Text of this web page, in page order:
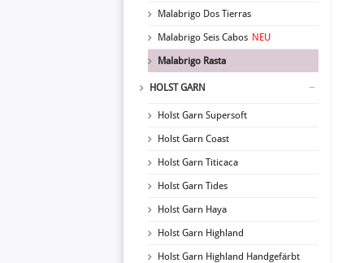
Malabrigo Dos Tierras
Malabrigo Seis Cabos NEU
Malabrigo Rasta
HOLST GARN
Holst Garn Supersoft
Holst Garn Coast
Holst Garn Titicaca
Holst Garn Tides
Holst Garn Haya
Holst Garn Highland
Holst Garn Highland Handgefärbt